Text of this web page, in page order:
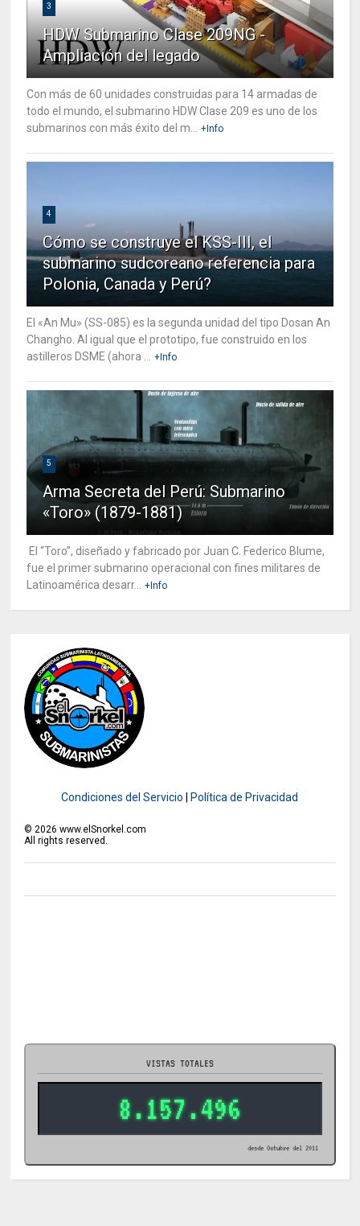
3
HDW Submarino Clase 209NG -
Ampliación del legado
Con más de 60 unidades construidas para 14 armadas de
todo el mundo, el submarino HDW Clase 209 es uno de los
submarinos con más éxito del m...
+Info
4
Cómo se construye el KSS-III, el
submarino sudcoreano referencia para
Polonia, Canada y Perú?
El «An Mu» (SS-085) es la segunda unidad del tipo Dosan An
Changho. Al igual que el prototipo, fue construido en los
astilleros DSME (ahora ...
+Info
5
Arma Secreta del Perú: Submarino
«Toro» (1879-1881)
El “Toro”, diseñado y fabricado por Juan C. Federico Blume,
fue el primer submarino operacional con fines militares de
Latinoamérica desarr...
+Info
Condiciones del Servicio Política de Privacidad
© 2026 www.elSnorkel.com
All rights reserved.
VISTAS TOTALES
8.157.496
desde Octubre del 2011